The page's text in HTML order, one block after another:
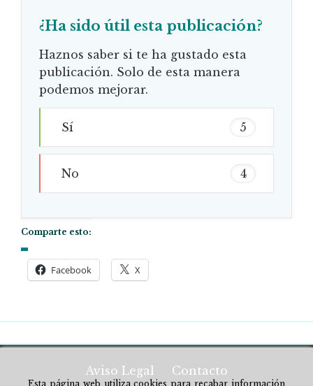
¿Ha sido útil esta publicación?
Haznos saber si te ha gustado esta
publicación. Solo de esta manera
podemos mejorar.
Sí 5
No 4
Comparte esto:
Facebook X
Aviso Legal Contacto
Esta página web utiliza cookies para recabar información